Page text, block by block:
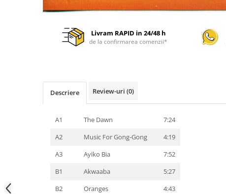
Livram RAPID in 24/48 h
de la confirmarea comenzii*
Descriere Review-uri (0)
A1 The Dawn
7:24
A2
Music For Gong-Gong
4:19
A3
Ayiko Bia
7:52
B1
Akwaaba
5:27
B2
Oranges
4:43